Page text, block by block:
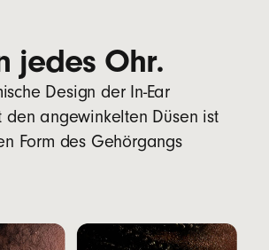
jedes Ohr.
Design der In-Ear
den angewinkelten Düsen ist
Form des Gehörgangs